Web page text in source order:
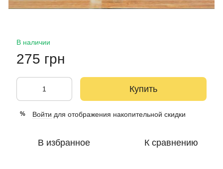
В наличии
275 грн
Купить
% Войти для отображения накопительной скидки
В избранное К сравнению